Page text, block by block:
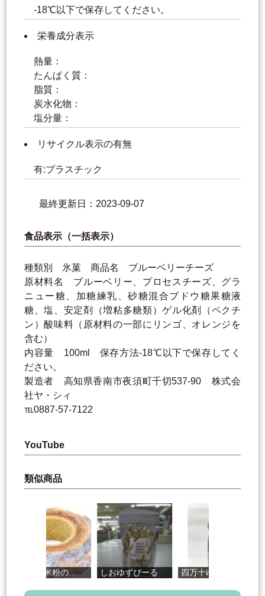
-18℃以下で保存してください。
栄養成分表示
熱量：
たんぱく質：
脂質：
炭水化物：
塩分量：
リサイクル表示の有無
有:プラスチック
最終更新日：2023-09-07
食品表示（一括表示）
種類別 氷菓 商品名 ブルーベリーチーズ
原材料名 ブルーベリー、プロセスチーズ、グラ
ニュー糖、加糖練乳、砂糖混合ブドウ糖果糖液
糖、塩、安定剤（増粘多糖類）ゲル化剤（ペクチ
ン）酸味料（原材料の一部にリンゴ、オレンジを
含む）
内容量 100ml 保存方法-18℃以下で保存してく
ださい。
製造者 高知県香南市夜須町千切537-90 株式会
社ヤ・シィ
℡0887-57-7122
YouTube
類似商品
四万十米粉の... しおゆずぴーる 四万十ゆずド...